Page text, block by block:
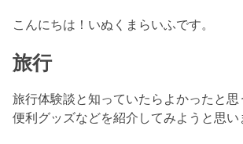
こんにちは！いぬくまらいふです。
旅行
旅行体験談と知っていたらよかったと思
便利グッズなどを紹介してみようと思い